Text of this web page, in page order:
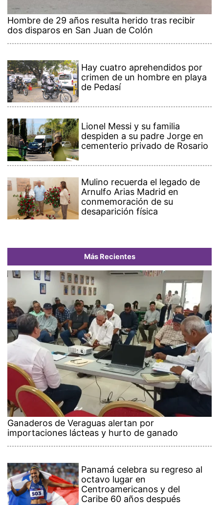
Hombre de 29 años resulta herido tras recibir
dos disparos en San Juan de Colón
Hay cuatro aprehendidos por
crimen de un hombre en playa
de Pedasí
Lionel Messi y su familia
despiden a su padre Jorge en
cementerio privado de Rosario
Mulino recuerda el legado de
Arnulfo Arias Madrid en
conmemoración de su
desaparición física
Más Recientes
Ganaderos de Veraguas alertan por
importaciones lácteas y hurto de ganado
Panamá celebra su regreso al
octavo lugar en
Centroamericanos y del
Caribe 60 años después